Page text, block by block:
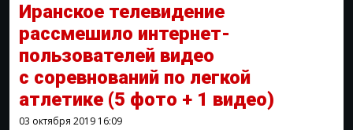
Иранское телевидение
рассмешило интернет-
пользователей видео
с соревнований по легкой
атлетике (5 фото + 1 видео)
03 октября 2019 16:09